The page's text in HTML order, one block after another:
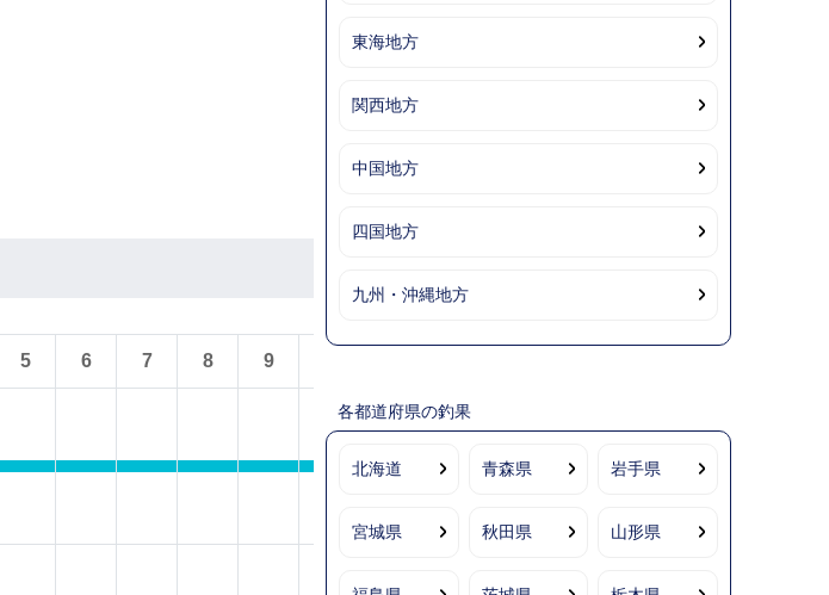
5 6 7 8 9
生します。出船の2
日前…0％、出船前
日…100％
東海地方
関西地方
中国地方
四国地方
九州・沖縄地方
各都道府県の釣果
北海道 青森県 岩手県
宮城県 秋田県 山形県